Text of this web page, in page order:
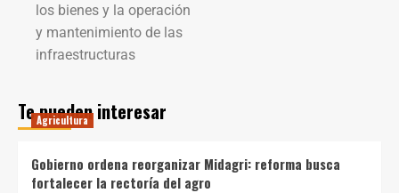
los bienes y la operación
y mantenimiento de las
infraestructuras
Te pueden interesar
Agricultura
Gobierno ordena reorganizar Midagri: reforma busca
fortalecer la rectoría del agro